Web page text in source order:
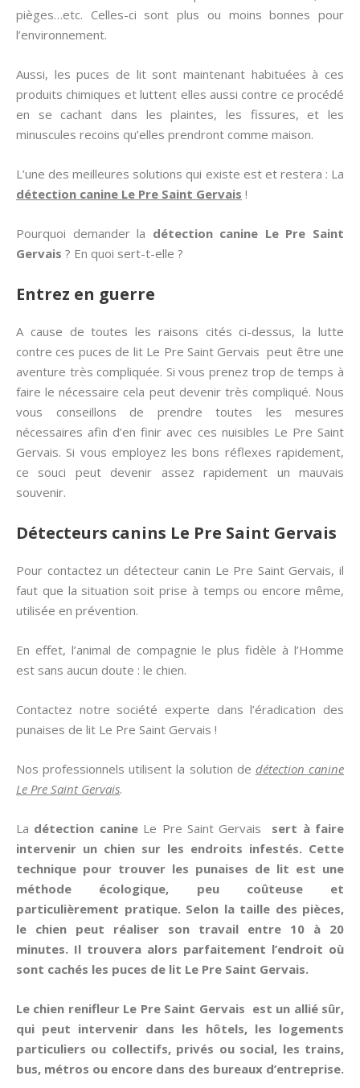
pièges…etc. Celles-ci sont plus ou moins bonnes pour
l’environnement.
Aussi, les puces de lit sont maintenant habituées à ces
produits chimiques et luttent elles aussi contre ce procédé
en se cachant dans les plaintes, les fissures, et les
minuscules recoins qu’elles prendront comme maison.
L’une des meilleures solutions qui existe est et restera : La
détection canine Le Pre Saint Gervais !
Pourquoi demander la détection canine Le Pre Saint
Gervais ? En quoi sert-t-elle ?
Entrez en guerre
A cause de toutes les raisons cités ci-dessus, la lutte
contre ces puces de lit Le Pre Saint Gervais peut être une
aventure très compliquée. Si vous prenez trop de temps à
faire le nécessaire cela peut devenir très compliqué. Nous
vous conseillons de prendre toutes les mesures
nécessaires afin d’en finir avec ces nuisibles Le Pre Saint
Gervais. Si vous employez les bons réflexes rapidement,
ce souci peut devenir assez rapidement un mauvais
souvenir.
Détecteurs canins Le Pre Saint Gervais
Pour contactez un détecteur canin Le Pre Saint Gervais, il
faut que la situation soit prise à temps ou encore même,
utilisée en prévention.
En effet, l’animal de compagnie le plus fidèle à l’Homme
est sans aucun doute : le chien.
Contactez notre société experte dans l’éradication des
punaises de lit Le Pre Saint Gervais !
Nos professionnels utilisent la solution de détection canine
Le Pre Saint Gervais.
La détection canineLe Pre Saint Gervais sert à faire
intervenir un chien sur les endroits infestés. Cette
technique pour trouver les punaises de lit est une
méthode écologique, peu coûteuse et
particulièrement pratique. Selon la taille des pièces,
le chien peut réaliser son travail entre 10 à 20
minutes. Il trouvera alors parfaitement l’endroit où
sont cachés les puces de lit Le Pre Saint Gervais.
Le chien renifleur Le Pre Saint Gervais est un allié sûr,
qui peut intervenir dans les hôtels, les logements
particuliers ou collectifs, privés ou social, les trains,
bus, métros ou encore dans des bureaux d’entreprise.